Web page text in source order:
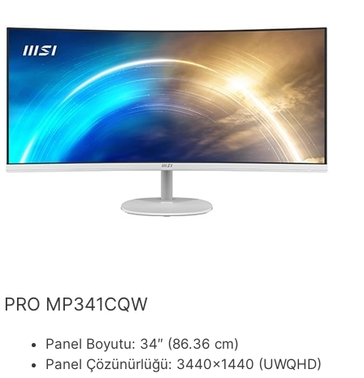
PRO MP341CQW
Panel Boyutu: 34″ (86.36 cm)
Panel Çözünürlüğü: 3440×1440 (UWQHD)